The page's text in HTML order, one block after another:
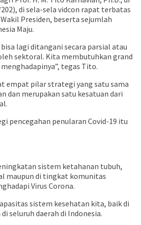
di sela-sela vidcon rapat terbatas
Presiden, beserta sejumlah
Maju.
lagi ditangani secara parsial atau
sektoral. Kita membutuhkan grand
tegas Tito.
empat pilar strategi yang satu sama
dan merupakan satu kesatuan dari
pencegahan penularan Covid-19 itu
sistem ketahanan tubuh,
maupun di tingkat komunitas
Virus Corona.
sistem kesehatan kita, baik di
seluruh daerah di Indonesia.